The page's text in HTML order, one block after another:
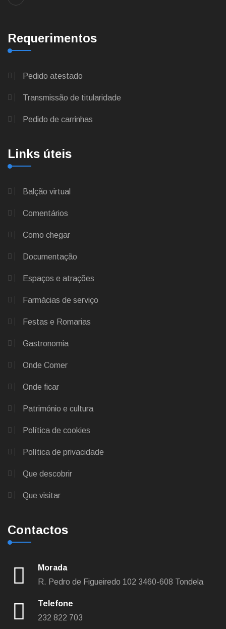
Requerimentos
Pedido atestado
Transmissão de titularidade
Pedido de carrinhas
Links úteis
Balção virtual
Comentários
Como chegar
Documentação
Espaços e atrações
Farmácias de serviço
Festas e Romarias
Gastronomia
Onde Comer
Onde ficar
Património e cultura
Política de cookies
Política de privacidade
Que descobrir
Que visitar
Contactos
Morada
R. Pedro de Figueiredo 102 3460-608 Tondela
Telefone
232 822 703